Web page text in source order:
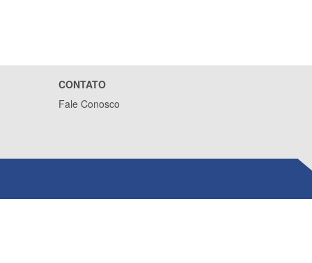
CONTATO
Fale Conosco